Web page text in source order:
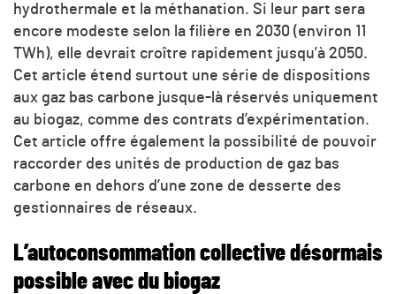
hydrothermale et la méthanation. Si leur part sera
encore modeste selon la filière en 2030 (environ 11
TWh), elle devrait croître rapidement jusqu’à 2050.
Cet article étend surtout une série de dispositions
aux gaz bas carbone jusque-là réservés uniquement
au biogaz, comme des contrats d’expérimentation.
Cet article offre également la possibilité de pouvoir
raccorder des unités de production de gaz bas
carbone en dehors d’une zone de desserte des
gestionnaires de réseaux.
L’autoconsommation collective désormais
possible avec du biogaz